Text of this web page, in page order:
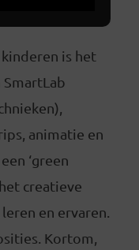
kinderen is het
SmartLab
animatie en
‘green
creatieve
en ervaren.
Kortom,